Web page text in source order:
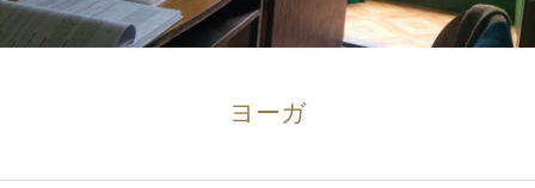
ヨーガ
セラピスト